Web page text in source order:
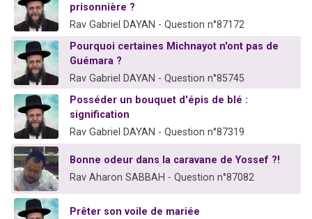
prisonnière ?
Rav Gabriel DAYAN - Question n°87172
Pourquoi certaines Michnayot n'ont pas de
Guémara ?
Rav Gabriel DAYAN - Question n°85745
Posséder un bouquet d'épis de blé :
signification
Rav Gabriel DAYAN - Question n°87319
Bonne odeur dans la caravane de Yossef ?!
Rav Aharon SABBAH - Question n°87082
Prêter son voile de mariée